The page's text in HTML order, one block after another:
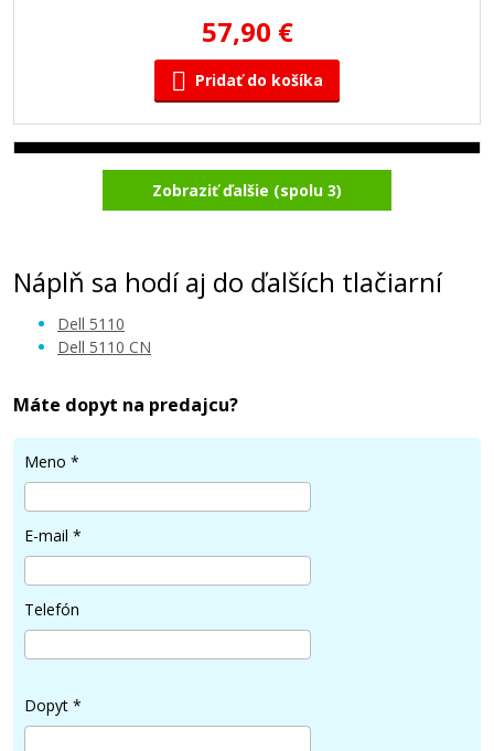
57,90 €
Pridať do košíka
Dell GD898 - 593-10121 (čierny)
65,90 €
Zobraziť ďalšie (spolu 3)
Náplň sa hodí aj do ďalších tlačiarní
Dell 5110
Dell 5110 CN
Máte dopyt na predajcu?
Meno *
E-mail *
Telefón
Dopyt *